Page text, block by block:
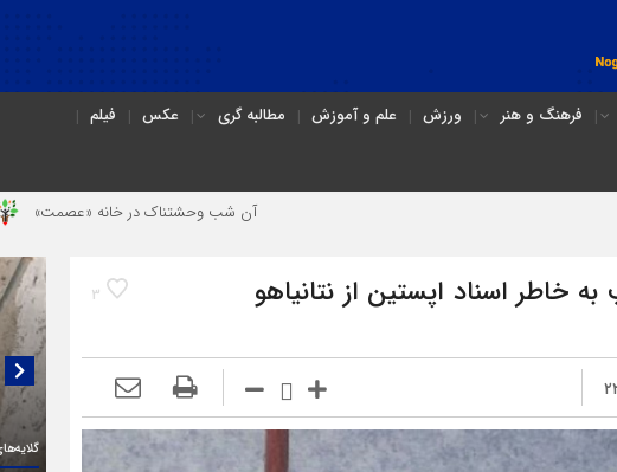
فرهنگ و هنر ورزش علم و آموزش مطالبه گری عکس
فیلم
آن شب وحشتناک در خانه «عصمت» از دندانپزشک
3
خاطر اسناد اپستین از نتانیاهو